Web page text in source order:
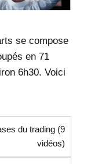
se compose
en 71
6h30. Voici
du trading (9
vidéos)